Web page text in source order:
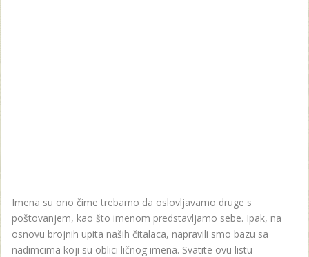
Imena su ono čime trebamo da oslovljavamo druge s
poštovanjem, kao što imenom predstavljamo sebe. Ipak, na
osnovu brojnih upita naših čitalaca, napravili smo bazu sa
nadimcima koji su oblici ličnog imena. Svatite ovu listu